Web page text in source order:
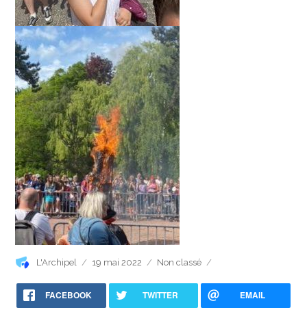
Auteur
L'Archipel
Publié
19 mai 2022 Catégories
Non classé
FACEBOOK TWITTER EMAIL